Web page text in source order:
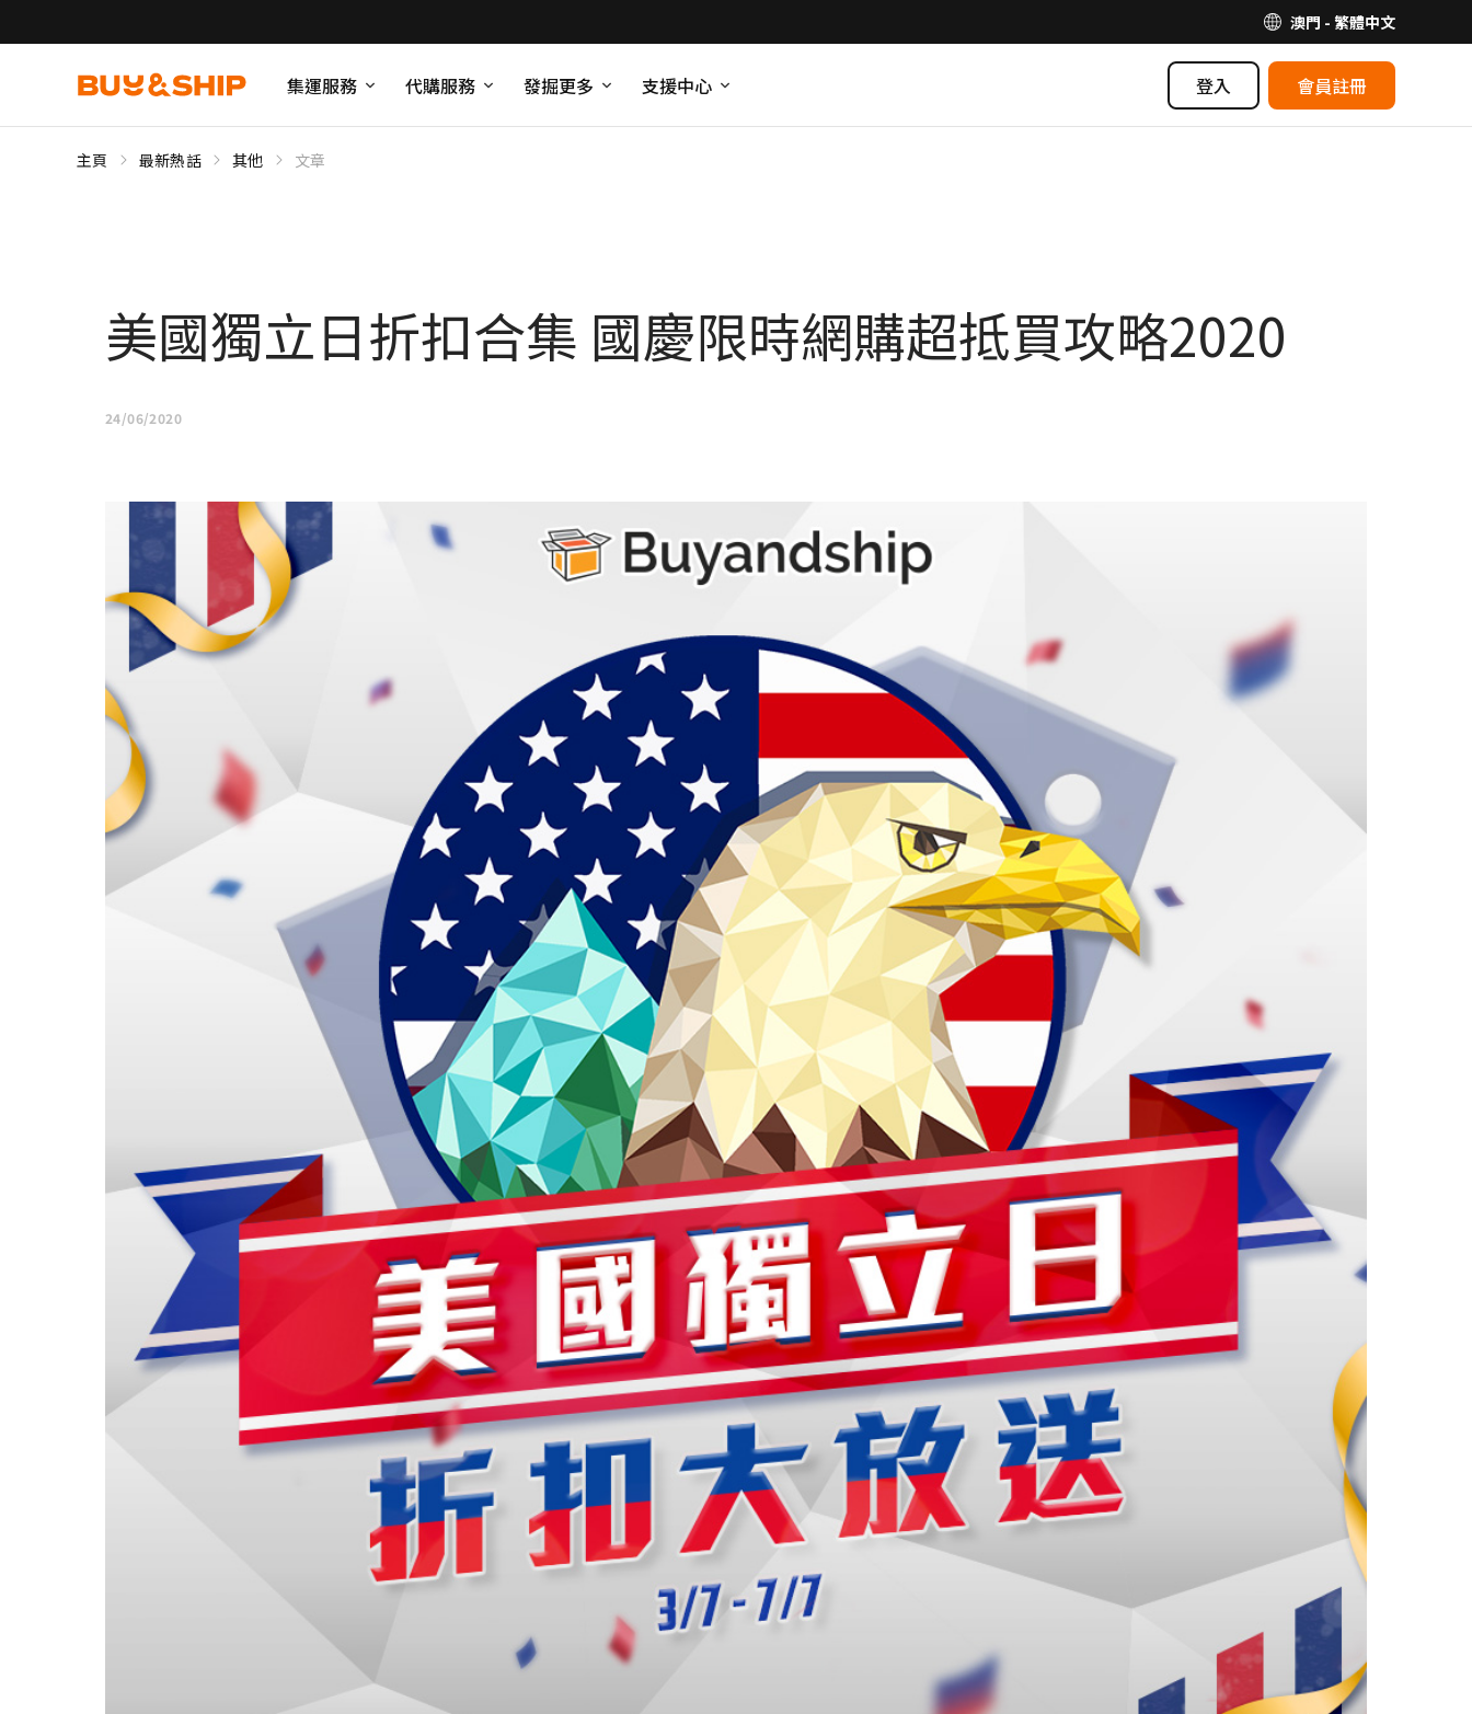
澳門 - 繁體中文
集運服務 代購服務 發掘更多 支援中心 登入 會員註冊
主頁 最新熱話 其他 文章
美國獨立日折扣合集 國慶限時網購超抵買攻略2020
24/06/2020